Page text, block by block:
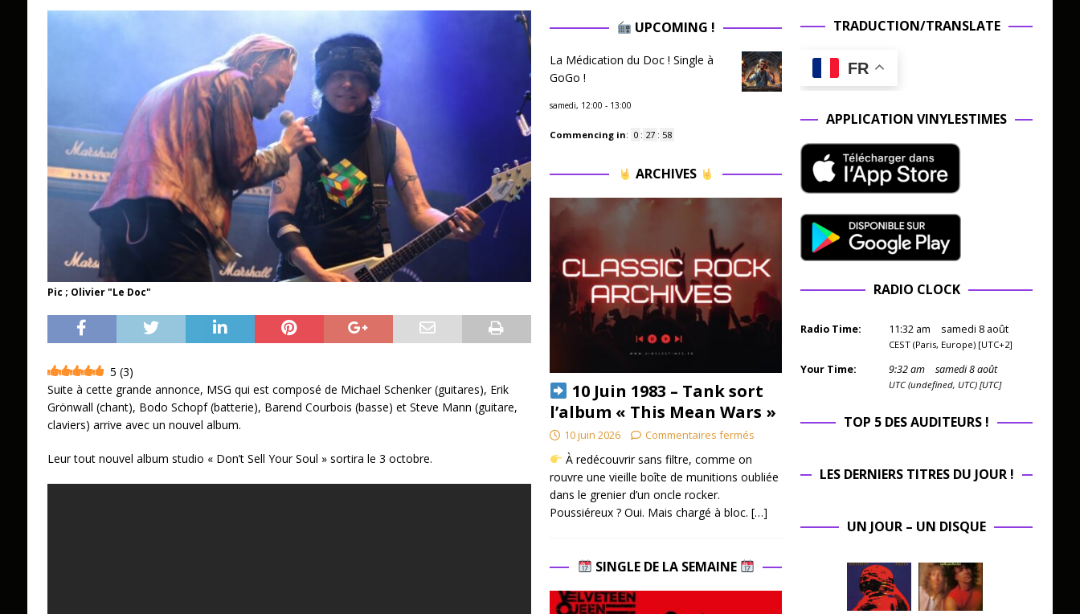
Pic ; Olivier "Le Doc"
5 (3)
Suite à cette grande annonce, MSG qui est composé de Michael Schenker (guitares), Erik
Grönwall (chant), Bodo Schopf (batterie), Barend Courbois (basse) et Steve Mann (guitare,
claviers) arrive avec un nouvel album.
Leur tout nouvel album studio « Don’t Sell Your Soul » sortira le 3 octobre.
UPCOMING !
La Médication du Doc ! Single à
GoGo !
samedi, 12:00 - 13:00
Commencing in: 0 : 27 : 57
ARCHIVES
10 Juin 1983 – Tank sort
l’album « This Mean Wars »
10 juin 2026 Commentaires fermés
À redécouvrir sans filtre, comme on
rouvre une vieille boîte de munitions oubliée
dans le grenier d’un oncle rocker.
Poussiéreux ? Oui. Mais chargé à bloc. […]
SINGLE DE LA SEMAINE
TRADUCTION/TRANSLATE
FR
APPLICATION VINYLESTIMES
RADIO CLOCK
Radio Time: 11:32 am samedi 8 août
CEST (Paris, Europe) [UTC+2]
Your Time: 9:32am samedi 8 août
UTC (undefined, UTC) [UTC]
TOP 5 DES AUDITEURS !
LES DERNIERS TITRES DU JOUR !
UN JOUR – UN DISQUE